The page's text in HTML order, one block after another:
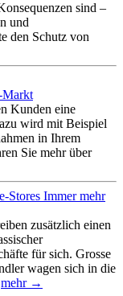
sind –
und
den Schutz von
Markt
Kunden eine
wird mit Beispiel
in Ihrem
Sie mehr über
Immer mehr
zusätzlich einen
für sich. Grosse
wagen sich in die
mehr →